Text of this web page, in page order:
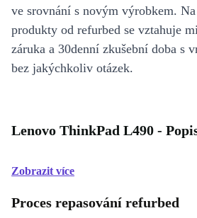
ve srovnání s novým výrobkem.
produkty od refurbed se vztahuje
záruka a 30denní zkušební doba s
bez jakýchkoliv otázek.
Lenovo ThinkPad L490 -
Zobrazit více
Proces repasování refurbed